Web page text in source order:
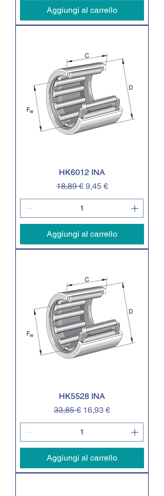
Aggiungi al carrello
HK6012 INA
Prezzo regolare
18,89 € Prezzo scontato
9,45 €
Aggiungi al carrello
HK5528 INA
Prezzo regolare
33,85 € Prezzo scontato
16,93 €
Aggiungi al carrello